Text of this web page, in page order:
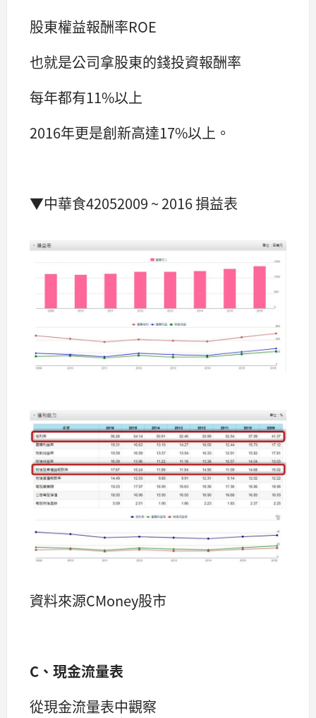
股東權益報酬率ROE
也就是公司拿股東的錢投資報酬率
每年都有11%以上
2016年更是創新高達17%以上。
▼中華食42052009 ~ 2016 損益表
資料來源CMoney股市
C、現金流量表
從現金流量表中觀察